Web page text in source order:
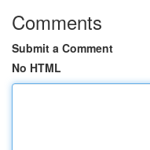
Comments
Submit a Comment
No HTML